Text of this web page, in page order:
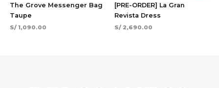
The Grove Messenger Bag
Taupe
S/ 1,090.00
[PRE-ORDER] La Gran
Revista Dress
S/ 2,690.00